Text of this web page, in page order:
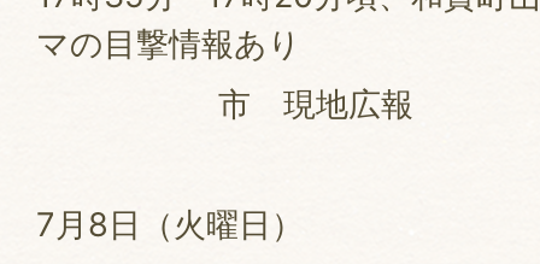
マの目撃情報あり
市 現地広報
7月8日（火曜日）